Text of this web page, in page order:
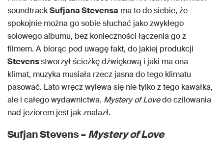
soundtrackSufjana Stevensa ma to do siebie, że
spokojnie można go sobie słuchać jako zwykłego
solowego albumu, bez konieczności łączenia go z
filmem. A biorąc pod uwagę fakt, do jakiej produkcji
Stevensstworzył ścieżkę dźwiękową i jaki ma ona
klimat, muzyka musiała rzecz jasna do tego klimatu
pasować. Lato wręcz wylewa się nie tylko z tego kawałka,
ale i całego wydawnictwa. Mystery of Lovedo czilowania
nad jeziorem jest jak znalazł.
Sufjan Stevens –Mystery of Love